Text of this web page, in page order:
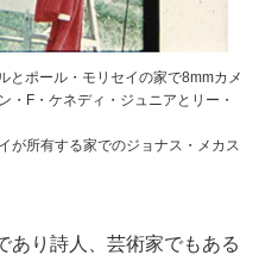
とポール・モリセイの家で8mmカメ
・F・ケネディ・ジュニアとリー・
が所有する家でのジョナス・メカス
り詩人、芸術家でもある